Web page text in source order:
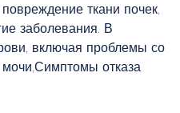
ткани почек,
заболевания. В
включая проблемы со
отказа